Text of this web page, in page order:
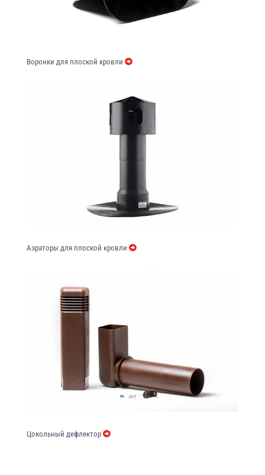
Воронки для плоской кровли
Аэраторы для плоской кровли
Цокольный дефлектор